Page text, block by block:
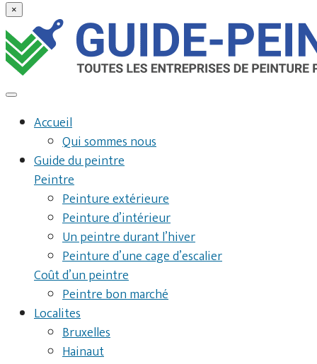
×
Accueil
Qui sommes nous
Guide du peintre
Peintre
Peinture extérieure
Peinture d’intérieur
Un peintre durant l’hiver
Peinture d’une cage d’escalier
Coût d’un peintre
Peintre bon marché
Localites
Bruxelles
Hainaut